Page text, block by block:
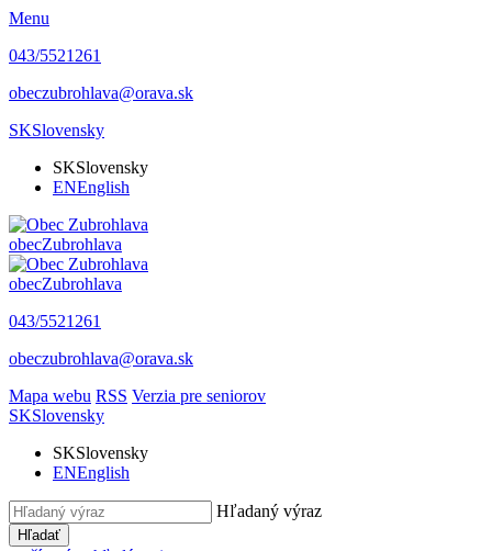
Menu
043/5521261
obeczubrohlava@orava.sk
SKSlovensky
SKSlovensky
ENEnglish
obecZubrohlava
obecZubrohlava
043/5521261
obeczubrohlava@orava.sk
Mapa webu RSS Verzia pre seniorov
SKSlovensky
SKSlovensky
ENEnglish
Hľadaný výraz
Hľadať